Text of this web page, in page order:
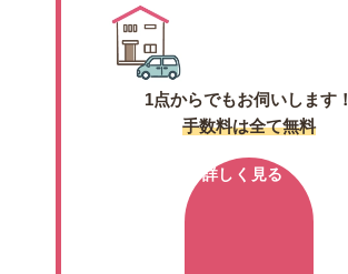
1点からでもお伺いします！
手数料は全て無料
詳しく見る